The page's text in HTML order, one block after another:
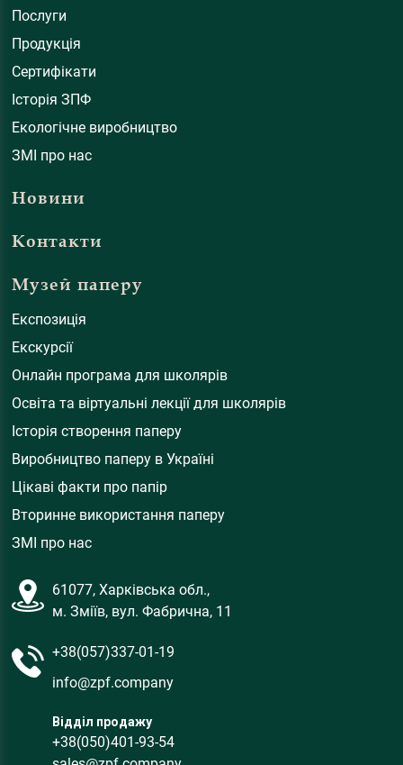
Послуги
Продукція
Сертифікати
Історія ЗПФ
Екологічне виробництво
ЗМІ про нас
Новини
Контакти
Музей паперу
Експозиція
Екскурсії
Онлайн програма для школярів
Освіта та віртуальні лекції для школярів
Історія створення паперу
Виробництво паперу в Україні
Цікаві факти про папір
Вторинне використання паперу
ЗМІ про нас
61077, Харківська обл.,
м. Зміїв, вул. Фабрична, 11
+38(057)337-01-19
info@zpf.company
Відділ продажу
+38(050)401-93-54